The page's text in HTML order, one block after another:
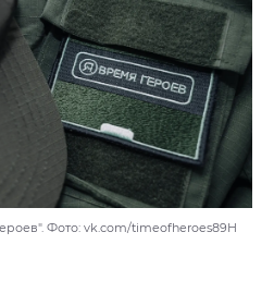
Фото: vk.com/timeofheroes89Н